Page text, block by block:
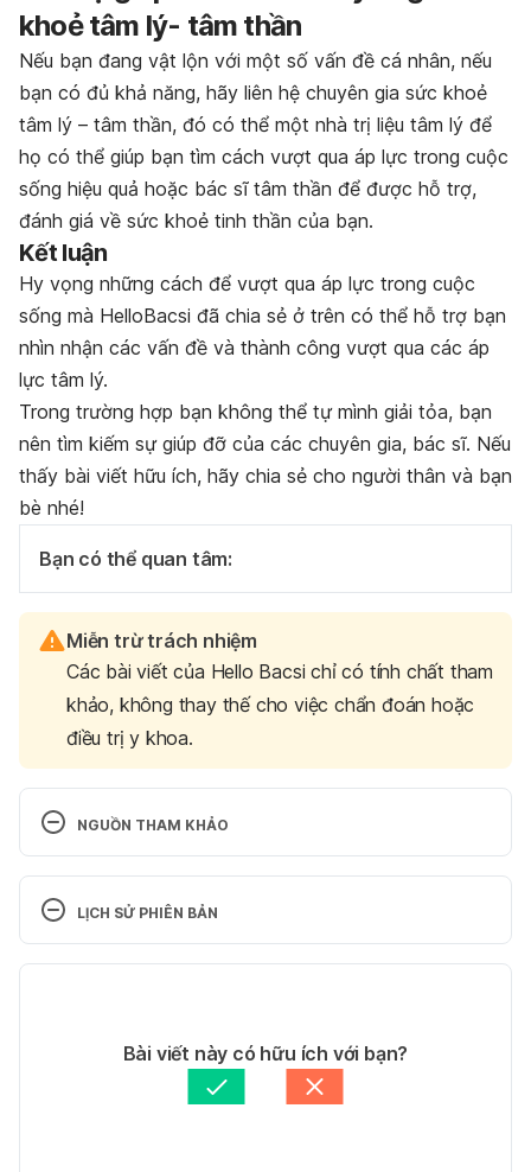
khoẻ tâm lý- tâm thần
Nếu bạn đang vật lộn với một số vấn đề cá nhân, nếu
bạn có đủ khả năng, hãy liên hệ chuyên gia sức khoẻ
tâm lý – tâm thần, đó có thể một nhà trị liệu tâm lý để
họ có thể giúp bạn tìm cách vượt qua áp lực trong cuộc
sống hiệu quả hoặc bác sĩ tâm thần để được hỗ trợ,
đánh giá về sức khoẻ tinh thần của bạn.
Kết luận
Hy vọng những cách để vượt qua áp lực trong cuộc
sống mà HelloBacsi đã chia sẻ ở trên có thể hỗ trợ bạn
nhìn nhận các vấn đề và thành công vượt qua các áp
lực tâm lý.
Trong trường hợp bạn không thể tự mình giải tỏa, bạn
nên tìm kiếm sự giúp đỡ của các chuyên gia, bác sĩ. Nếu
thấy bài viết hữu ích, hãy chia sẻ cho người thân và bạn
bè nhé!
Bạn có thể quan tâm:
Miễn trừ trách nhiệm
Các bài viết của Hello Bacsi chỉ có tính chất tham
khảo, không thay thế cho việc chẩn đoán hoặc
điều trị y khoa.
NGUỒN THAM KHẢO
https://www.cdc.gov/violenceprevention/about/co
2. 11 healthy ways to handle life’s stressors
LỊCH SỬ PHIÊN BẢN
Tác giả: Nguyễn Phan Thùy Ngân
Tham vấn y khoa: Bác sĩ Dương Thị Thùy Dung
Phong Huỳnh
Bài viết này có hữu ích với bạn?